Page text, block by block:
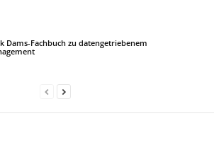
Dams-Fachbuch zu datengetriebenem